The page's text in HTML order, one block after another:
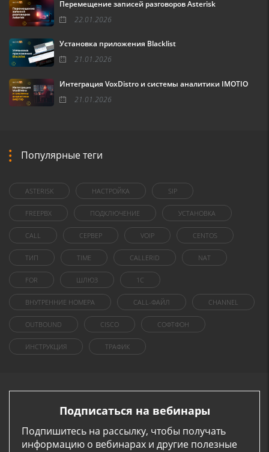
Перемещение записей разговоров Asterisk
22.01.2026
Установка приложения Blacklist
21.01.2026
Интеграция VoxDistro и системы аналитики IMOTIO
21.01.2026
Популярные теги
ASTERISK НАСТРОЙКА SIP
FREEPBX ПОДКЛЮЧЕНИЕ УСТАНОВКА
CALL СЕРВЕР VOIP CENTOS
ТИП TIME CALLERID NAT
FOR ШЛЮЗ 1C
ВНУТРЕННИЕ НОМЕРА CALL-ФАЙЛ CHANNEL
OUTBOUND CISCO СОФТФОН
ИНСТРУКЦИЯ ТРАФИК
Подписаться на вебинары
Подпишитесь на рассылку, чтобы получать
информацию о вебинарах и другие полезные